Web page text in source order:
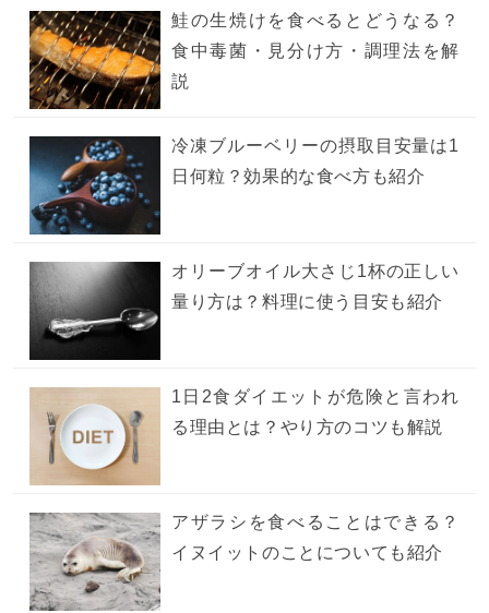
鮭の生焼けを食べるとどうなる？
食中毒菌・見分け方・調理法を解
説
冷凍ブルーベリーの摂取目安量は1
日何粒？効果的な食べ方も紹介
オリーブオイル大さじ1杯の正しい
量り方は？料理に使う目安も紹介
1日2食ダイエットが危険と言われ
る理由とは？やり方のコツも解説
アザラシを食べることはできる？
イヌイットのことについても紹介